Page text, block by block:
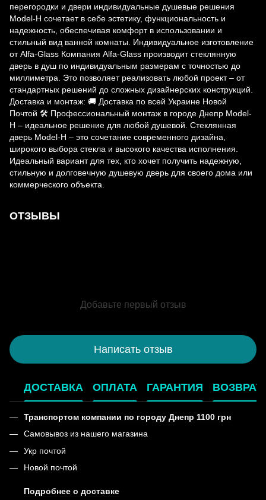
перегородки и двери индивидуальные душевые решения
Model-H сочетает в себе эстетику, функциональность и
надежность, обеспечивая комфорт в использовании и
стильный вид ванной комнаты. Индивидуальное изготовление
от Alfa-Glass Компания Alfa-Glass производит стеклянную
дверь в душ по индивидуальным размерам с точностью до
миллиметра. Это позволяет реализовать любой проект – от
стандартных решений до сложных дизайнерских конструкций.
Доставка и монтаж: 🚚 Доставка по всей Украине Новой
Почтой 🛠 Профессиональный монтаж в городе Днепр Model-
H – идеальное решение для любой душевой. Стеклянная
дверь Model-H – это сочетание современного дизайна,
широкого выбора стекла и высокого качества исполнения.
Идеальный вариант для тех, кто хочет получить надежную,
стильную и долговечную душевую дверь для своего дома или
коммерческого объекта.
ОТЗЫВЫ
Добавьте первый отзыв
Написать отзыв
ДОСТАВКА ОПЛАТА ГАРАНТИЯ ВОЗВРАТ
Транспортом компании по городу Днепр 1100 грн
Самовывоз из нашего магазина
Укр почтой
Новой почтой
Подробнее о доставке